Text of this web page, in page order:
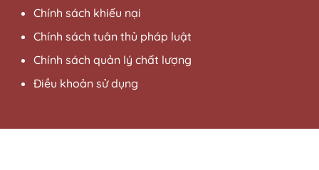
Chính sách khiếu nại
Chính sách tuân thủ pháp luật
Chính sách quản lý chất lượng
Điều khoản sử dụng